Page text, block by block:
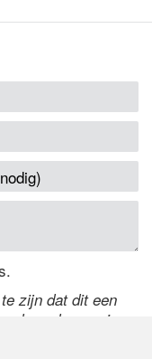
zijn dat dit een
code over in